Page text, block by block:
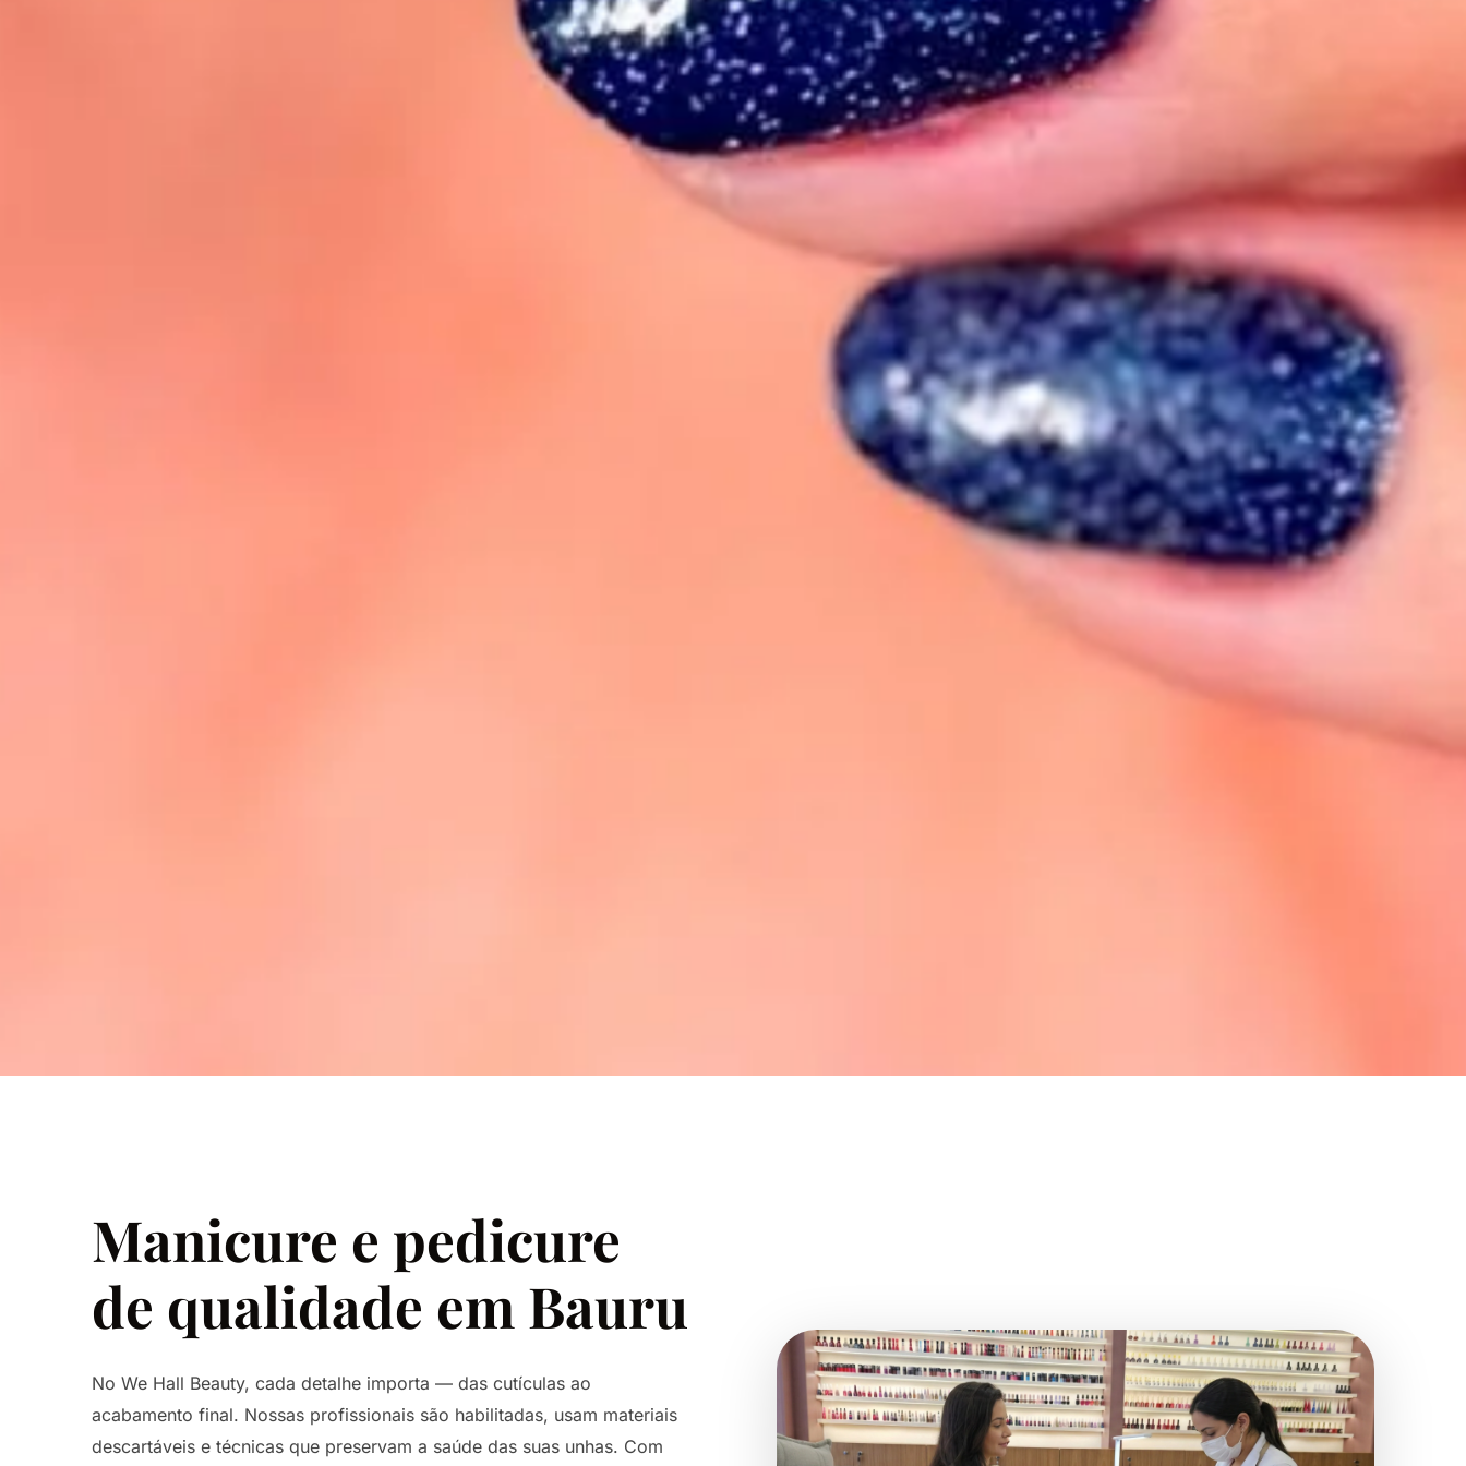
Manicure e pedicure
de qualidade em Bauru
No We Hall Beauty, cada detalhe importa — das cutículas ao
acabamento final. Nossas profissionais são habilitadas, usam materiais
descartáveis e técnicas que preservam a saúde das suas unhas. Com